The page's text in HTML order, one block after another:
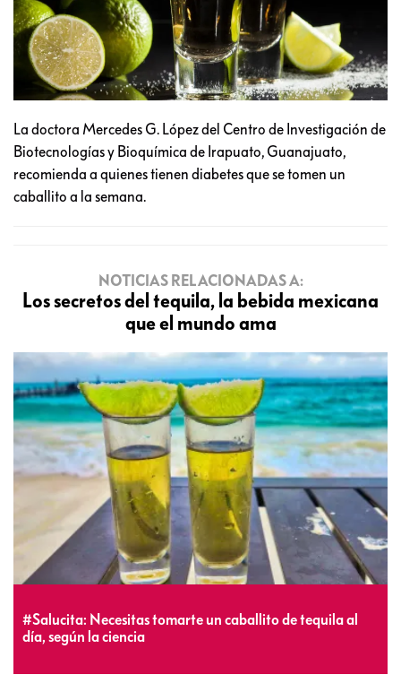
La doctora Mercedes G. López del Centro de Investigación de
Biotecnologías y Bioquímica de Irapuato, Guanajuato,
recomienda a quienes tienen diabetes que se tomen un
caballito a la semana.
NOTICIAS RELACIONADAS A:
Los secretos del tequila, la bebida mexicana
que el mundo ama
#Salucita: Necesitas tomarte un caballito de tequila al
día, según la ciencia